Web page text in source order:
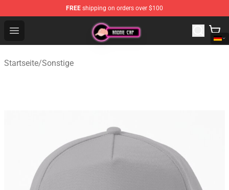
FREE shipping on orders over $100
Open menu
Anime Cap Shop - The Best Store of Anime Cap
Startseite/Sonstige